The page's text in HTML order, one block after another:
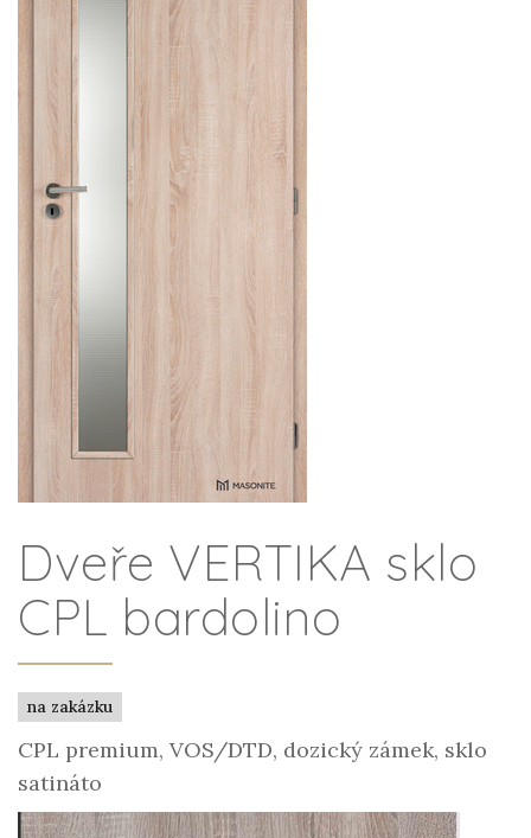
Dveře VERTIKA sklo
CPL bardolino
na zakázku
CPL premium, VOS/DTD, dozický zámek, sklo
satináto